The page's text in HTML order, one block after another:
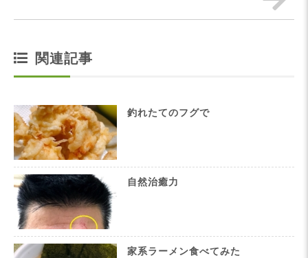
関連記事
釣れたてのフグで
自然治癒力
家系ラーメン食べてみた